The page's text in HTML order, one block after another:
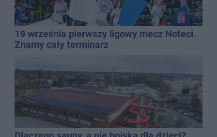
19 września pierwszy ligowy mecz Noteci.
Znamy cały terminarz